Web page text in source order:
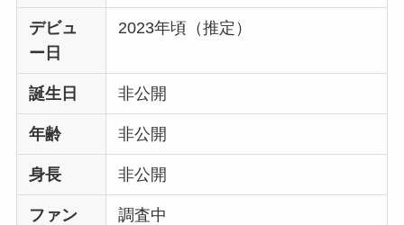
デビュ
ー日
2023年頃（推定）
誕生日 非公開
年齢 非公開
身長 非公開
ファン
調査中